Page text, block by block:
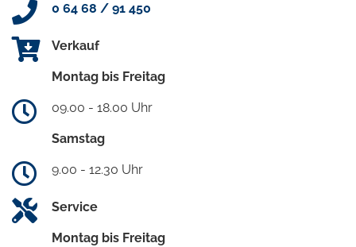
0 64 68 / 91 450
Verkauf
Montag bis Freitag
09.00 - 18.00 Uhr
Samstag
9.00 - 12.30 Uhr
Service
Montag bis Freitag